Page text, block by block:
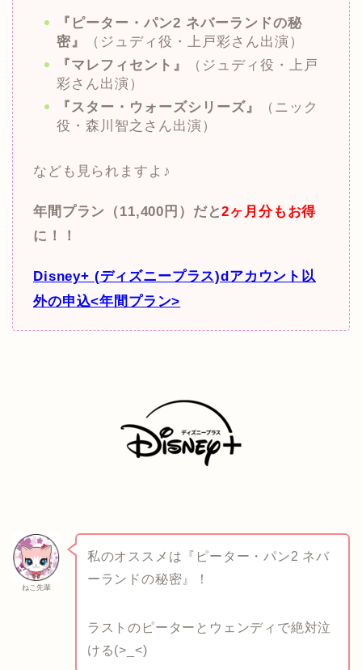
『ピーター・パン2 ネバーランドの秘
密』
（ジュディ役・上戸彩さん出演）
『マレフィセント』
（ジュディ役・上戸
彩さん出演）
『スター・ウォーズシリーズ』
（ニック
役・森川智之さん出演）
なども見られますよ♪
年間プラン（11,400円）だと2ヶ月分もお得
に！！
Disney+ (ディズニープラス)dアカウント以
外の申込<年間プラン>
ねこ先輩
私のオススメは『ピーター・パン2 ネバ
ーランドの秘密』！
ラストのピーターとウェンディで絶対泣
ける(>_<)